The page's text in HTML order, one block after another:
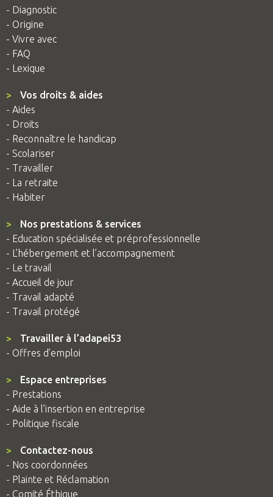
- Diagnostic
- Origine
- Vivre avec
- FAQ
- Lexique
>
Vos droits & aides
- Aides
- Droits
- Reconnaître le handicap
- Scolariser
- Travailler
- La retraite
- Habiter
>
Nos prestations & services
- Education spécialisée et préprofessionnelle
- L’hébergement et l’accompagnement
- Le travail
- Accueil de jour
- Travail adapté
- Travail protégé
>
Travailler à l’adapei53
- Offres d’emploi
>
Espace entreprises
- Prestations
- Aide à l’insertion en entreprise
- Politique fiscale
>
Contactez-nous
- Nos coordonnées
- Plainte et Réclamation
- Comité Éthique